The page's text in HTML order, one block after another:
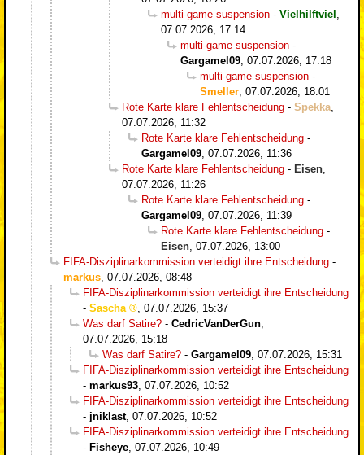
multi-game suspension - Vielhilftviel
07.07.2026, 17:14
multi-game suspension -
Gargamel09 07.07.2026, 17:18
multi-game suspension -
Smeller 07.07.2026, 18:01
Rote Karte klare Fehlentscheidung - Spekka
07.07.2026, 11:32
Rote Karte klare Fehlentscheidung -
Gargamel09 07.07.2026, 11:36
Rote Karte klare Fehlentscheidung - Eisen
07.07.2026, 11:26
Rote Karte klare Fehlentscheidung -
Gargamel09 07.07.2026, 11:39
Rote Karte klare Fehlentscheidung -
Eisen 07.07.2026, 13:00
FIFA-Disziplinarkommission verteidigt ihre Entscheidung -
markus 07.07.2026, 08:48
FIFA-Disziplinarkommission verteidigt ihre Entscheidung
- Sascha
07.07.2026, 15:37
Was darf Satire? - CedricVanDerGun
07.07.2026, 15:18
Was darf Satire? - Gargamel09 07.07.2026, 15:31
FIFA-Disziplinarkommission verteidigt ihre Entscheidung
- markus93 07.07.2026, 10:52
FIFA-Disziplinarkommission verteidigt ihre Entscheidung
- jniklast, 07.07.2026, 10:52
FIFA-Disziplinarkommission verteidigt ihre Entscheidung
- Fisheye 07.07.2026, 10:49